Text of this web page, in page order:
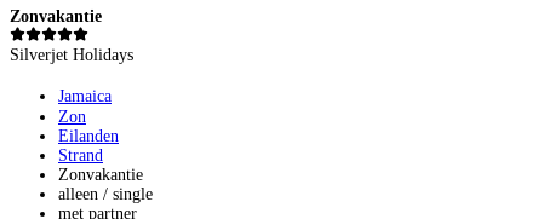
Zonvakantie
Silverjet Holidays
Jamaica
Zon
Eilanden
Strand
Zonvakantie
alleen / single
met partner